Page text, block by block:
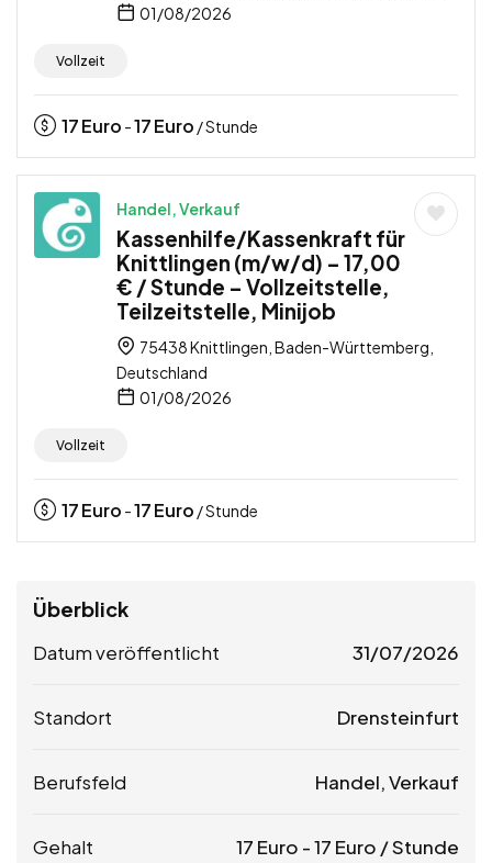
01/08/2026
Vollzeit
17Euro -17Euro / Stunde
Handel, Verkauf
Kassenhilfe/Kassenkraft für
Knittlingen (m/w/d) – 17,00
€ / Stunde – Vollzeitstelle,
Teilzeitstelle, Minijob
75438 Knittlingen, Baden-Württemberg,
Deutschland
01/08/2026
Vollzeit
17Euro -17Euro / Stunde
Überblick
Datum veröffentlicht 31/07/2026
Standort Drensteinfurt
Berufsfeld Handel, Verkauf
Gehalt 17 Euro -17 Euro / Stunde